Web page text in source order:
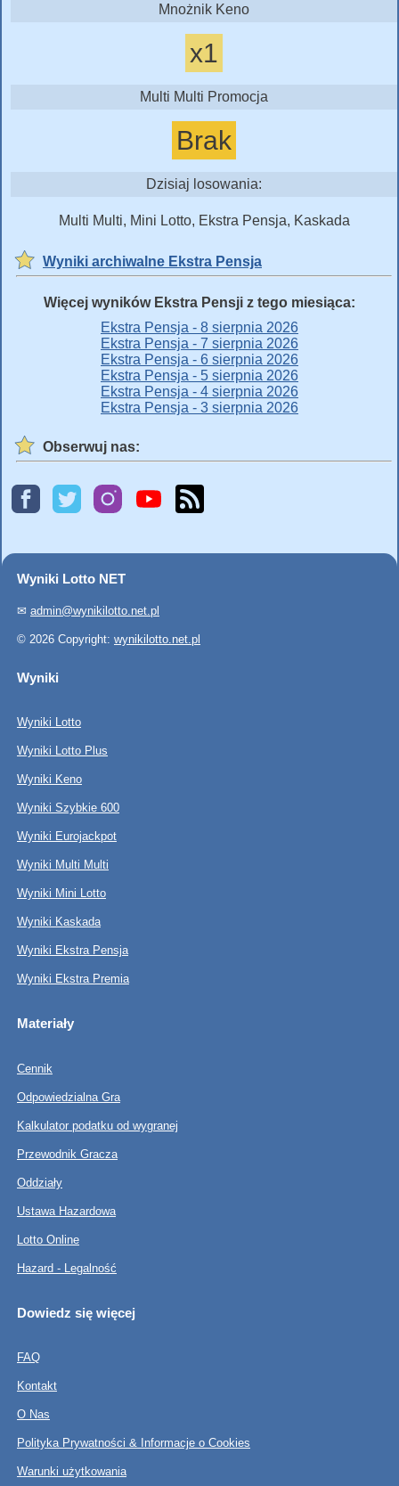
Mnożnik Keno
x1
Multi Multi Promocja
Brak
Dzisiaj losowania:
Multi Multi, Mini Lotto, Ekstra Pensja, Kaskada
Wyniki archiwalne Ekstra Pensja
Więcej wyników Ekstra Pensji z tego miesiąca:
Ekstra Pensja - 8 sierpnia 2026
Ekstra Pensja - 7 sierpnia 2026
Ekstra Pensja - 6 sierpnia 2026
Ekstra Pensja - 5 sierpnia 2026
Ekstra Pensja - 4 sierpnia 2026
Ekstra Pensja - 3 sierpnia 2026
Obserwuj nas:
Wyniki Lotto NET
✉ admin@wynikilotto.net.pl
© 2026 Copyright: wynikilotto.net.pl
Wyniki
Wyniki Lotto
Wyniki Lotto Plus
Wyniki Keno
Wyniki Szybkie 600
Wyniki Eurojackpot
Wyniki Multi Multi
Wyniki Mini Lotto
Wyniki Kaskada
Wyniki Ekstra Pensja
Wyniki Ekstra Premia
Materiały
Cennik
Odpowiedzialna Gra
Kalkulator podatku od wygranej
Przewodnik Gracza
Oddziały
Ustawa Hazardowa
Lotto Online
Hazard - Legalność
Dowiedz się więcej
FAQ
Kontakt
O Nas
Polityka Prywatności & Informacje o Cookies
Warunki użytkowania